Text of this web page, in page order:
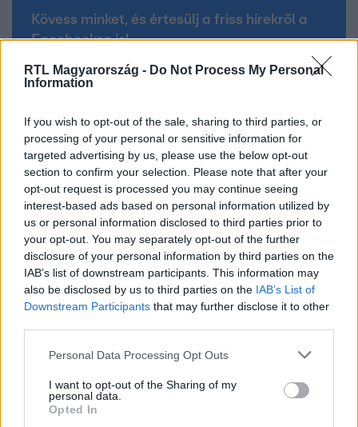
RTL Magyarország - Do Not Process My Personal
Information
If you wish to opt-out of the sale, sharing to third parties, or
processing of your personal or sensitive information for
targeted advertising by us, please use the below opt-out
section to confirm your selection. Please note that after your
opt-out request is processed you may continue seeing
interest-based ads based on personal information utilized by
us or personal information disclosed to third parties prior to
your opt-out. You may separately opt-out of the further
disclosure of your personal information by third parties on the
IAB’s list of downstream participants. This information may
also be disclosed by us to third parties on the IAB’s List of
Downstream Participants that may further disclose it to other
Please note that this website/app uses one or more Google
not limited to your visit or usage behaviour. You may click to
grant or deny consent to Google and its third-party tags to
use your data for below specified purposes in below Google
Personal Data Processing Opt Outs
I want to opt-out of the Sharing of my
personal data.
Opted In
Kövess minket, és értesülj a friss hírekről a
Facebookon is!
#KÜLFÖLD # HARRY HERCEG # MEGHAN MARKLE
VILMOS HERCEG #SPARE # TARTALÉK KÖNYV
#KIRÁLYI CSALÁD # KÁROLY KIRÁLY
#III. KÁROLY KIRÁLY
Népszerű